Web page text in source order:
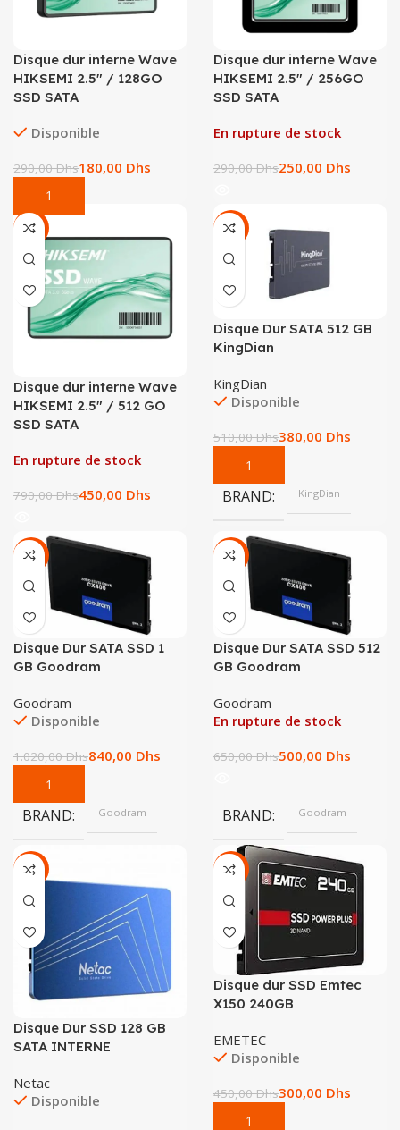
Disque dur interne Wave
HIKSEMI 2.5″ / 128GO
SSD SATA
Disponible
290,00Dhs180,00 Dhs
Disque dur interne Wave
HIKSEMI 2.5″ / 256GO
SSD SATA
En rupture de stock
290,00Dhs250,00 Dhs
-43%
Disque dur interne Wave
HIKSEMI 2.5″ / 512 GO
SSD SATA
En rupture de stock
790,00Dhs450,00 Dhs
-25%
Disque Dur SATA 512 GB
KingDian
KingDian
Disponible
510,00Dhs380,00 Dhs
BRAND KingDian
-18%
Disque Dur SATA SSD 1
GB Goodram
Goodram
Disponible
1.020,00Dhs840,00 Dhs
BRAND Goodram
-23%
Disque Dur SATA SSD 512
GB Goodram
Goodram
En rupture de stock
650,00Dhs500,00 Dhs
BRAND Goodram
-33%
Disque Dur SSD 128 GB
SATA INTERNE
Netac
Disponible
-33%
Disque dur SSD Emtec
X150 240GB
EMETEC
Disponible
450,00Dhs300,00 Dhs